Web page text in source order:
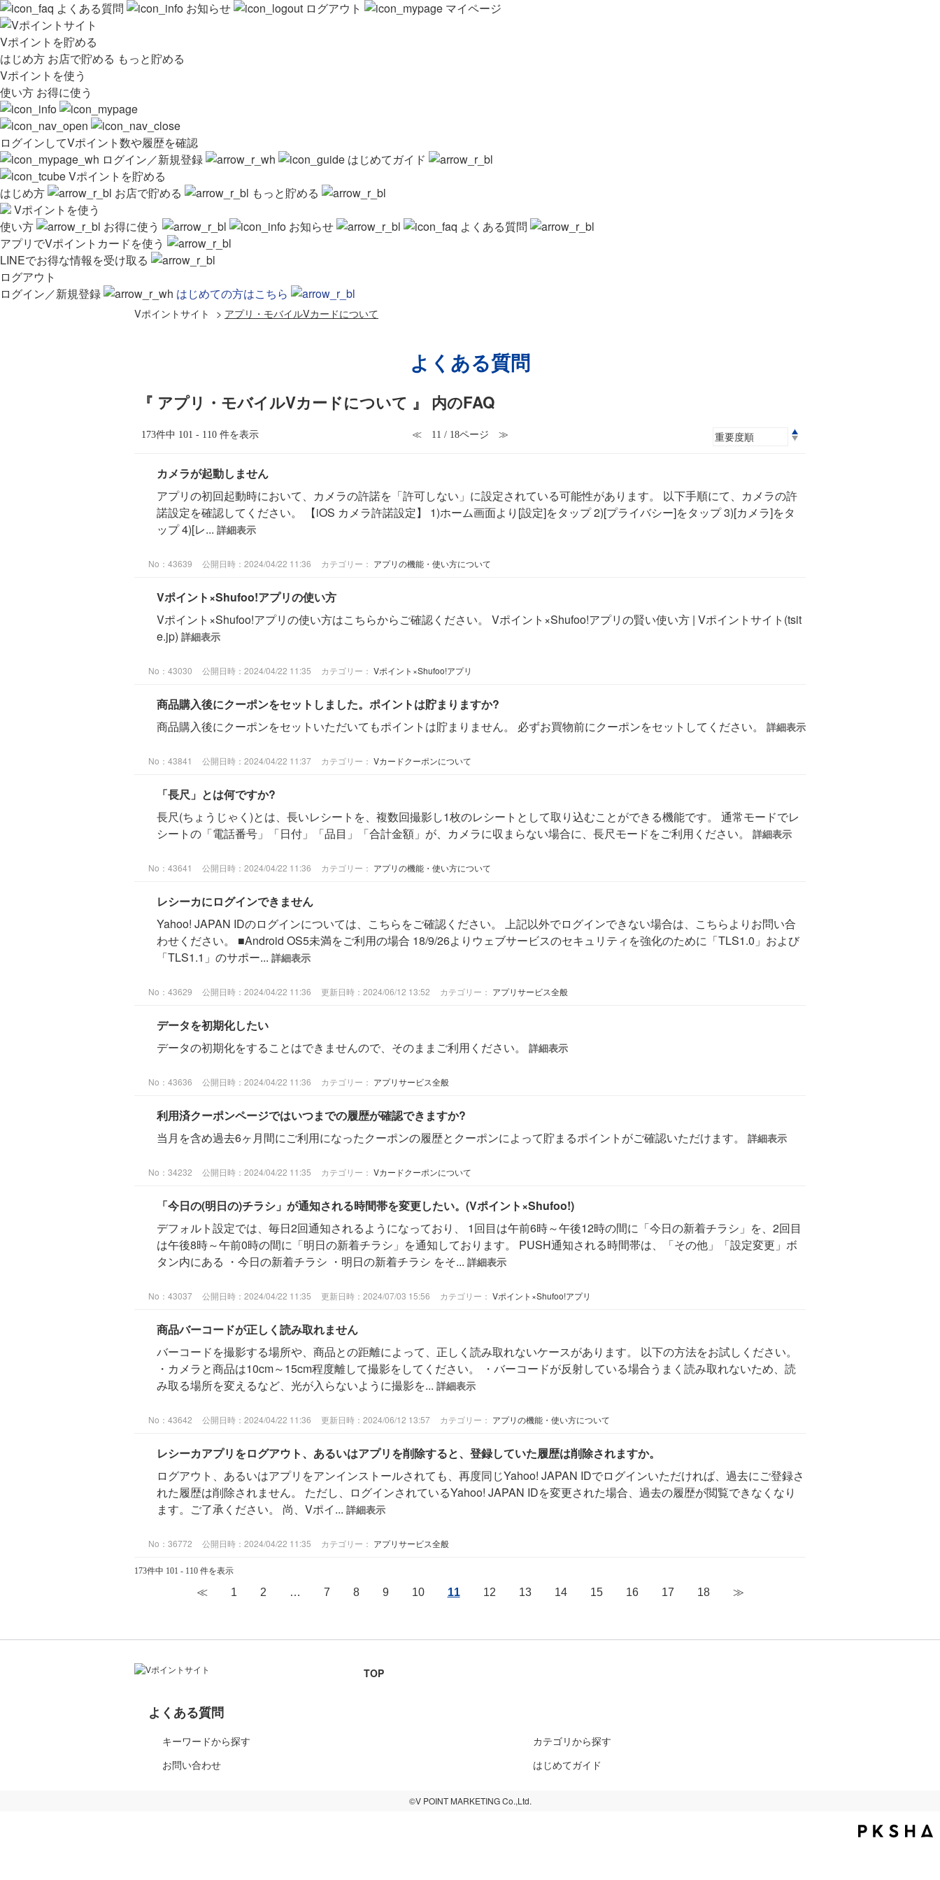
よくある質問 お知らせ ログアウト マイページ
Vポイントを貯める
はじめ方 お店で貯める もっと貯める
Vポイントを使う
使い方 お得に使う
ログインしてVポイント数や履歴を確認
ログイン／新規登録
はじめてガイド
Vポイントを貯める
はじめ方
お店で貯める
もっと貯める
Vポイントを使う
使い方
お得に使う お知らせ
よくある質問
アプリでVポイントカードを使う
LINEでお得な情報を受け取る
ログアウト
ログイン／新規登録
はじめての方はこちら
Vポイントサイト > アプリ・モバイルVカードについて
よくある質問
『 アプリ・モバイルVカードについて 』 内のFAQ
173件中 101 - 110 件を表示 ≪ 11 / 18ページ ≫
カメラが起動しません
アプリの初回起動時において、カメラの許諾を「許可しない」に設定されている可能性があります。 以下手順にて、カメラの許
諾設定を確認してください。 【iOS カメラ許諾設定】 1)ホーム画面より[設定]をタップ 2)[プライバシー]をタップ 3)[カメラ]をタ
ップ 4)[レ... 詳細表示
No：43639 公開日時：2024/04/22 11:36 カテゴリー： アプリの機能・使い方について
Vポイント×Shufoo!アプリの使い方
Vポイント×Shufoo!アプリの使い方はこちらからご確認ください。 Vポイント×Shufoo!アプリの賢い使い方 | Vポイントサイト(tsit
e.jp) 詳細表示
No：43030 公開日時：2024/04/22 11:35 カテゴリー： Vポイント×Shufoo!アプリ
商品購入後にクーポンをセットしました。ポイントは貯まりますか?
商品購入後にクーポンをセットいただいてもポイントは貯まりません。 必ずお買物前にクーポンをセットしてください。 詳細表示
No：43841 公開日時：2024/04/22 11:37 カテゴリー： Vカードクーポンについて
「長尺」とは何ですか?
長尺(ちょうじゃく)とは、長いレシートを、複数回撮影し1枚のレシートとして取り込むことができる機能です。 通常モードでレ
シートの「電話番号」「日付」「品目」「合計金額」が、カメラに収まらない場合に、長尺モードをご利用ください。 詳細表示
No：43641 公開日時：2024/04/22 11:36 カテゴリー： アプリの機能・使い方について
レシーカにログインできません
Yahoo! JAPAN IDのログインについては、こちらをご確認ください。 上記以外でログインできない場合は、こちらよりお問い合
わせください。 ■Android OS5未満をご利用の場合 18/9/26よりウェブサービスのセキュリティを強化のために「TLS1.0」および
「TLS1.1」のサポー... 詳細表示
No：43629 公開日時：2024/04/22 11:36 更新日時：2024/06/12 13:52 カテゴリー： アプリサービス全般
データを初期化したい
データの初期化をすることはできませんので、そのままご利用ください。 詳細表示
No：43636 公開日時：2024/04/22 11:36 カテゴリー： アプリサービス全般
利用済クーポンページではいつまでの履歴が確認できますか?
当月を含め過去6ヶ月間にご利用になったクーポンの履歴とクーポンによって貯まるポイントがご確認いただけます。 詳細表示
No：34232 公開日時：2024/04/22 11:35 カテゴリー： Vカードクーポンについて
「今日の(明日の)チラシ」が通知される時間帯を変更したい。(Vポイント×Shufoo!)
デフォルト設定では、毎日2回通知されるようになっており、 1回目は午前6時～午後12時の間に「今日の新着チラシ」を、2回目
は午後8時～午前0時の間に「明日の新着チラシ」を通知しております。 PUSH通知される時間帯は、「その他」「設定変更」ボ
タン内にある ・今日の新着チラシ ・明日の新着チラシ をそ... 詳細表示
No：43037 公開日時：2024/04/22 11:35 更新日時：2024/07/03 15:56 カテゴリー： Vポイント×Shufoo!アプリ
商品バーコードが正しく読み取れません
バーコードを撮影する場所や、商品との距離によって、正しく読み取れないケースがあります。 以下の方法をお試しください。
・カメラと商品は10cm～15cm程度離して撮影をしてください。 ・バーコードが反射している場合うまく読み取れないため、読
み取る場所を変えるなど、光が入らないように撮影を... 詳細表示
No：43642 公開日時：2024/04/22 11:36 更新日時：2024/06/12 13:57 カテゴリー： アプリの機能・使い方について
レシーカアプリをログアウト、あるいはアプリを削除すると、登録していた履歴は削除されますか。
ログアウト、あるいはアプリをアンインストールされても、再度同じYahoo! JAPAN IDでログインいただければ、過去にご登録さ
れた履歴は削除されません。 ただし、ログインされているYahoo! JAPAN IDを変更された場合、過去の履歴が閲覧できなくなり
ます。ご了承ください。 尚、Vポイ... 詳細表示
No：36772 公開日時：2024/04/22 11:35 カテゴリー： アプリサービス全般
173件中 101 - 110 件を表示
≪ 1 2 … 7 8 9 10 11 12 13 14 15 16 17 18 ≫
TOP
よくある質問
キーワードから探す
カテゴリから探す
お問い合わせ
はじめてガイド
©V POINT MARKETING Co.,Ltd.